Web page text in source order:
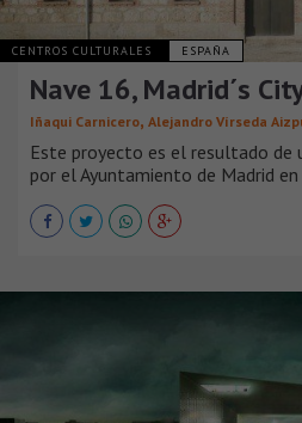
CENTROS CULTURALES ESPAÑA
Nave 16, Madrid´s
Iñaqui Carnicero, Alejandro Vírseda
Este proyecto es el resultado de
por el Ayuntamiento de Madrid en